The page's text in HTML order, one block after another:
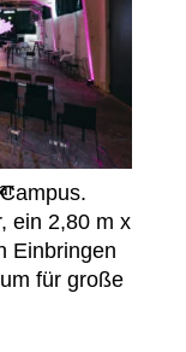
ein 2,80 m x
Einbringen
für große